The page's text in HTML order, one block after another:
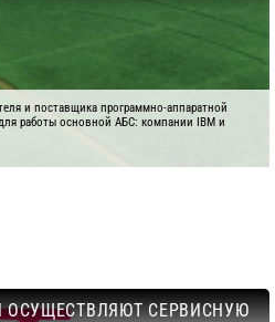
и поставщика программно-аппаратной
работы основной АБС: компании IBM и
ОСУЩЕСТВЛЯЮТ СЕРВИСНУЮ